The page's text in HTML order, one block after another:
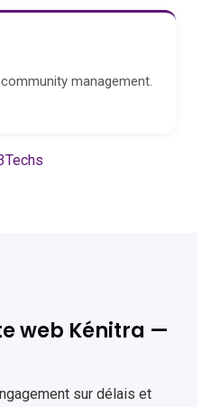
management.
web Kénitra —
sur délais et